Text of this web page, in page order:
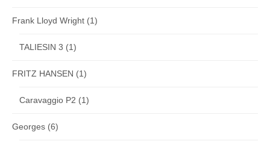
Frank Lloyd Wright (1)
TALIESIN 3 (1)
FRITZ HANSEN (1)
Caravaggio P2 (1)
Georges (6)